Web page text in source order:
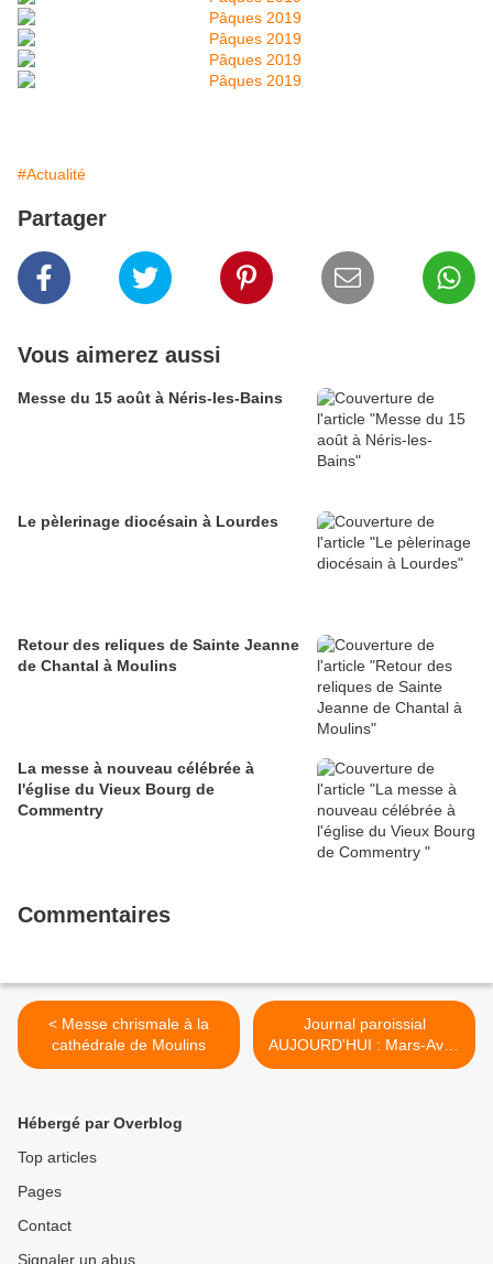
#Actualité
Partager
Vous aimerez aussi
Messe du 15 août à Néris-les-Bains
Le pèlerinage diocésain à Lourdes
Retour des reliques de Sainte Jeanne
de Chantal à Moulins
La messe à nouveau célébrée à
l'église du Vieux Bourg de
Commentry
Commentaires
< Messe chrismale à la
cathédrale de Moulins
Journal paroissial
AUJOURD'HUI : Mars-Avril-
Mai 2019 >
Hébergé par Overblog
Top articles
Pages
Contact
Signaler un abus